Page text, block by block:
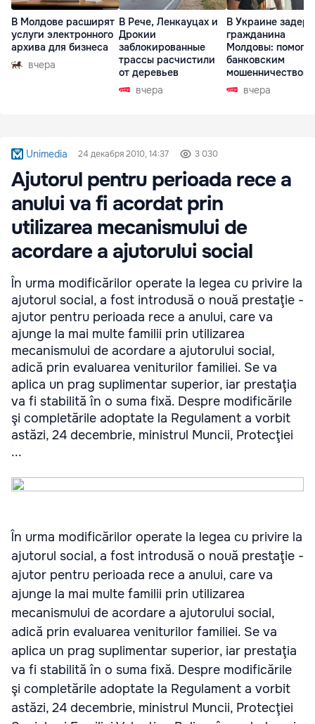
В Молдове расширят
услуги электронного
архива для бизнеса
вчера
В Рече, Ленкауцах и
Дрокии
заблокированные
трассы расчистили
от деревьев
вчера
В Украине
гражданина
Молдовы:
банковским
мошенничеством
Чехиивчера
Unimedia 24 декабря 2010, 14:37 3 030
Ajutorul pentru perioada rece a
anului va fi acordat prin
utilizarea mecanismului de
acordare a ajutorului social
În urma modificărilor operate la legea cu privire la
ajutorul social, a fost introdusă o nouă prestaţie -
ajutor pentru perioada rece a anului, care va
ajunge la mai multe familii prin utilizarea
mecanismului de acordare a ajutorului social,
adică prin evaluarea veniturilor familiei. Se va
aplica un prag suplimentar superior, iar prestaţia
va fi stabilită în o suma fixă. Despre modificările
şi completările adoptate la Regulament a vorbit
astăzi, 24 decembrie, ministrul Muncii, Protecţiei
...
În urma modificărilor operate la legea cu privire la
ajutorul social, a fost introdusă o nouă prestaţie -
ajutor pentru perioada rece a anului, care va
ajunge la mai multe familii prin utilizarea
mecanismului de acordare a ajutorului social,
adică prin evaluarea veniturilor familiei. Se va
aplica un prag suplimentar superior, iar prestaţia
va fi stabilită în o suma fixă. Despre modificările
şi completările adoptate la Regulament a vorbit
astăzi, 24 decembrie, ministrul Muncii, Protecţiei